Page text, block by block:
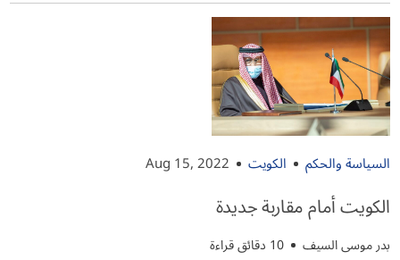
السياسة والحكم الكويت Aug 15, 2022
الكويت أمام مقاربة جديدة
بدر موسى السيف 10 دقائق قراءة